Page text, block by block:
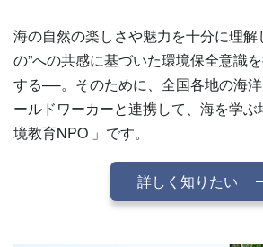
海の自然の楽しさや魅力を十分に理解
の”への共感に基づいた環境保全意識
する—-。そのために、全国各地の海
ールドワーカーと連携して、海を学
境教育NPO 」です。
詳しく知りたい